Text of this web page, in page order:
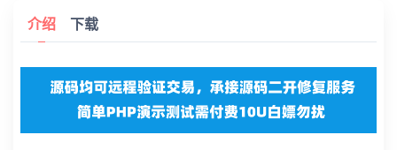
介绍 下载